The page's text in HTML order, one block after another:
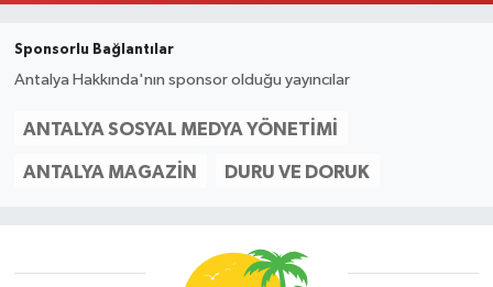
Sponsorlu Bağlantılar
Antalya Hakkında'nın sponsor olduğu yayıncılar
ANTALYA SOSYAL MEDYA YÖNETIMI
ANTALYA MAGAZIN DURU VE DORUK